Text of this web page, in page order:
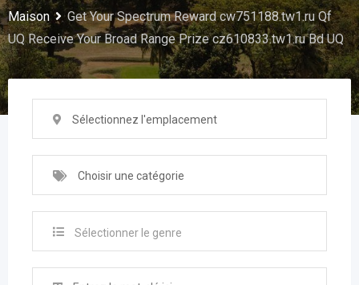
Maison
Get Your Spectrum Reward cw751188.tw1.ru Qf
UQ Receive Your Broad Range Prize cz610833.tw1.ru Bd UQ
Sélectionnez l'emplacement
Choisir une catégorie
Sélectionner le genre